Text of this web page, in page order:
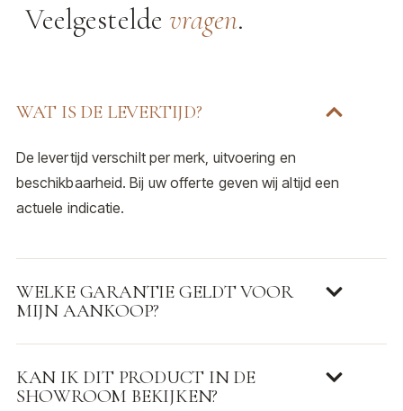
Veelgestelde vragen.
WAT IS DE LEVERTIJD?
De levertijd verschilt per merk, uitvoering en
beschikbaarheid. Bij uw offerte geven wij altijd een
actuele indicatie.
WELKE GARANTIE GELDT VOOR
MIJN AANKOOP?
KAN IK DIT PRODUCT IN DE
SHOWROOM BEKIJKEN?